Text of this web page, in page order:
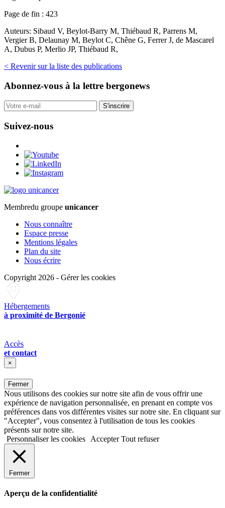
Page de fin : 423
Auteurs: Sibaud V, Beylot-Barry M, Thiébaud R, Parrens M,
Vergier B, Delaunay M, Beylot C, Chêne G, Ferrer J, de Mascarel
A, Dubus P, Merlio JP, Thiébaud R,
< Revenir sur la liste des publications
Abonnez-vous à la lettre bergonews
S'inscrire
Suivez-nous
Membredu groupe unicancer
Nous connaître
Espace presse
Mentions légales
Plan du site
Nous écrire
Copyright 2026 - Gérer les cookies
Hébergements
à proximité de Bergonié
Accès
et contact
×
Fermer
Nous utilisons des cookies sur notre site afin de vous offrir une
expérience de navigation personnalisée, en prenant en compte vos
préférences dans vos différentes visites sur notre site. En cliquant sur
"Accepter", vous consentez à l'utilisation de tous les cookies
présents sur notre site.
Personnaliser les cookies
Accepter Tout refuser
Fermer
Aperçu de la confidentialité